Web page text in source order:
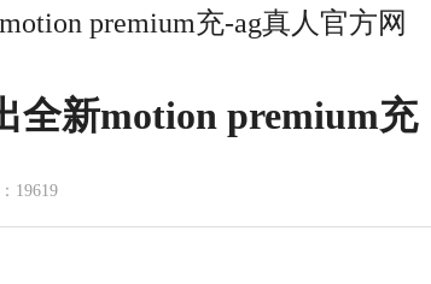
premium充-ag真人官方网
全新motion premium充
19619